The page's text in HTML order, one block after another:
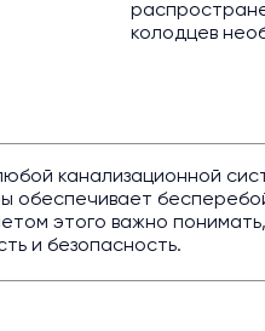
колодцев
канализационной
обеспечивает
этого важно
и безопасность.